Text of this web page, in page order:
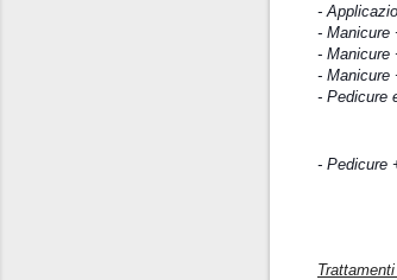
-
- Manicure
- Manicure
- Manicure
- Pedicure
- Pedicure